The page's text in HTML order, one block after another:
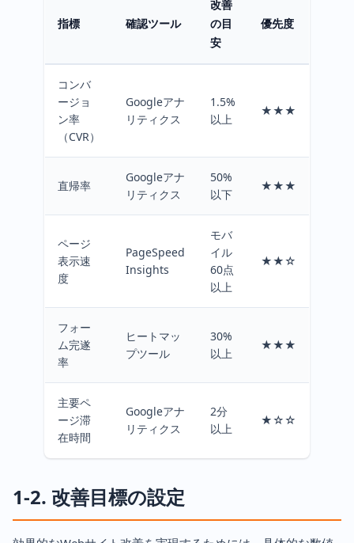
指標 確認ツール
改善
の目
安
優先度
コンバ
ージョ
ン率
（CVR）
Googleアナ
リティクス
1.5%
以上
★★★
直帰率
Googleアナ
リティクス
50%
以下
★★★
ページ
表示速
度
PageSpeed
Insights
モバ
イル
60点
以上
★★☆
フォー
ム完遂
率
ヒートマッ
プツール
30%
以上
★★★
主要ペ
ージ滞
在時間
Googleアナ
リティクス
2分
以上
★☆☆
1-2. 改善目標の設定